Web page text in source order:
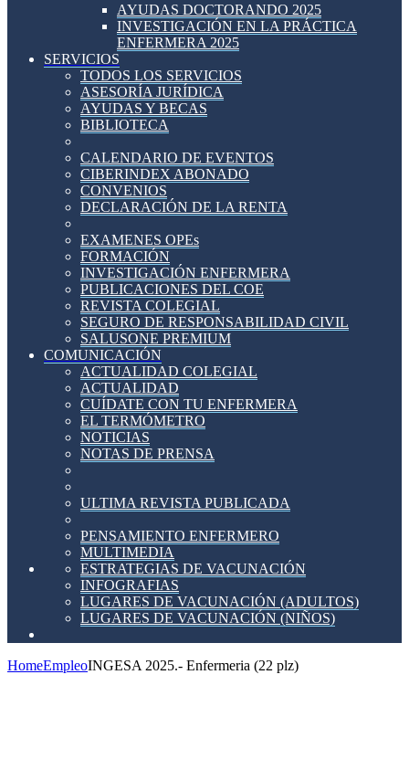
AYUDAS DOCTORANDO 2025
INVESTIGACIÓN EN LA PRÁCTICA
ENFERMERA 2025
SERVICIOS
TODOS LOS SERVICIOS
ASESORÍA JURÍDICA
AYUDAS Y BECAS
BIBLIOTECA
CALENDARIO DE EVENTOS
CIBERINDEX ABONADO
CONVENIOS
DECLARACIÓN DE LA RENTA
EXAMENES OPEs
FORMACIÓN
INVESTIGACIÓN ENFERMERA
PUBLICACIONES DEL COE
REVISTA COLEGIAL
SEGURO DE RESPONSABILIDAD CIVIL
SALUSONE PREMIUM
COMUNICACIÓN
ACTUALIDAD COLEGIAL
ACTUALIDAD
CUÍDATE CON TU ENFERMERA
EL TERMÓMETRO
NOTICIAS
NOTAS DE PRENSA
ULTIMA REVISTA PUBLICADA
PENSAMIENTO ENFERMERO
MULTIMEDIA
ESTRATEGIAS DE VACUNACIÓN
INFOGRAFIAS
LUGARES DE VACUNACIÓN (ADULTOS)
LUGARES DE VACUNACIÓN (NIÑOS)
HomeEmpleoINGESA 2025.- Enfermeria (22 plz)